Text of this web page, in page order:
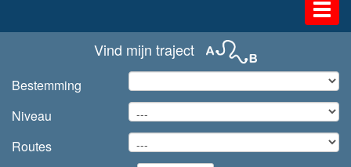
Vind mijn traject
Bestemming
Niveau
Routes